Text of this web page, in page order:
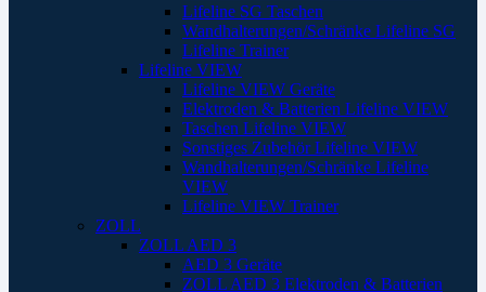
Lifeline SG Taschen
Wandhalterungen/Schränke Lifeline SG
Lifeline Trainer
Lifeline VIEW
Lifeline VIEW Geräte
Elektroden & Batterien Lifeline VIEW
Taschen Lifeline VIEW
Sonstiges Zubehör Lifeline VIEW
Wandhalterungen/Schränke Lifeline
VIEW
Lifeline VIEW Trainer
ZOLL
ZOLL AED 3
AED 3 Geräte
ZOLL AED 3 Elektroden & Batterien